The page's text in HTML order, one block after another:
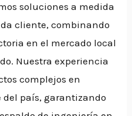
soluciones a medida
cliente, combinando
en el mercado local
Nuestra experiencia
complejos en
país, garantizando